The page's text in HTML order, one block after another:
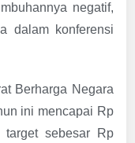
negatif,
dalam konferensi
Berharga Negara
ini mencapai Rp
sebesar Rp